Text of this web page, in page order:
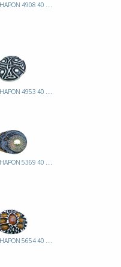
HEBILLA CHAPON 4953 40 ITA